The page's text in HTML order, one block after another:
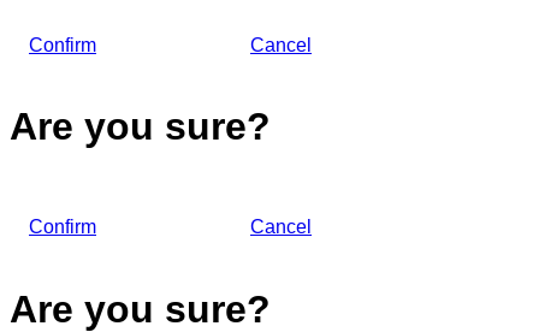
Confirm Cancel
Are you sure?
Confirm Cancel
Are you sure?